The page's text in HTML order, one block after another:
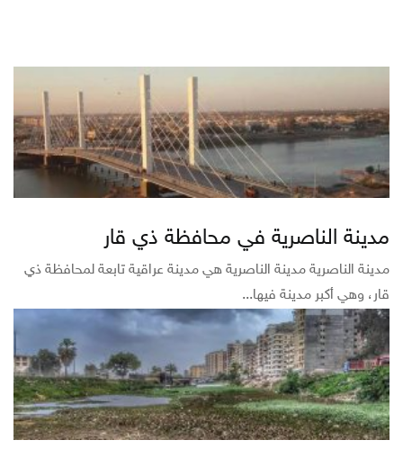
مدينة الناصرية في محافظة ذي قار
مدينة الناصرية مدينة الناصرية هي مدينة عراقية تابعة لمحافظة ذي
قار، وهي أكبر مدينة فيها...